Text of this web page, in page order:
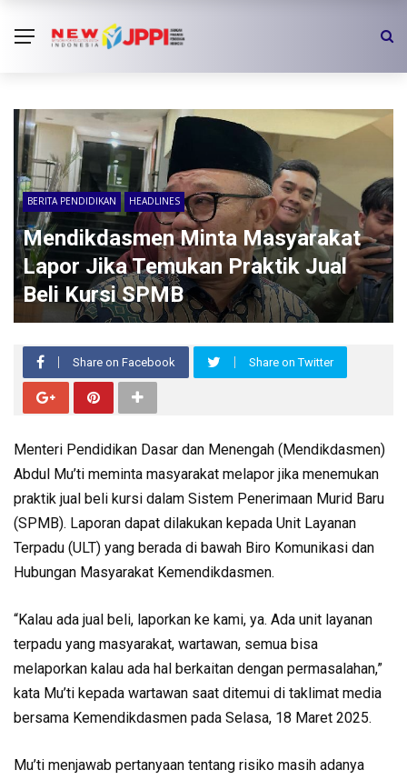
BERITA PENDIDIKAN HEADLINES
Mendikdasmen Minta Masyarakat
Lapor Jika Temukan Praktik Jual
Beli Kursi SPMB
Share on Facebook Share on Twitter
Menteri Pendidikan Dasar dan Menengah (Mendikdasmen)
Abdul Mu’ti meminta masyarakat melapor jika menemukan
praktik jual beli kursi dalam Sistem Penerimaan Murid Baru
(SPMB). Laporan dapat dilakukan kepada Unit Layanan
Terpadu (ULT) yang berada di bawah Biro Komunikasi dan
Hubungan Masyarakat Kemendikdasmen.
“Kalau ada jual beli, laporkan ke kami, ya. Ada unit layanan
terpadu yang masyarakat, wartawan, semua bisa
melaporkan kalau ada hal berkaitan dengan permasalahan,”
kata Mu’ti kepada wartawan saat ditemui di taklimat media
bersama Kemendikdasmen pada Selasa, 18 Maret 2025.
Mu’ti menjawab pertanyaan tentang risiko masih adanya